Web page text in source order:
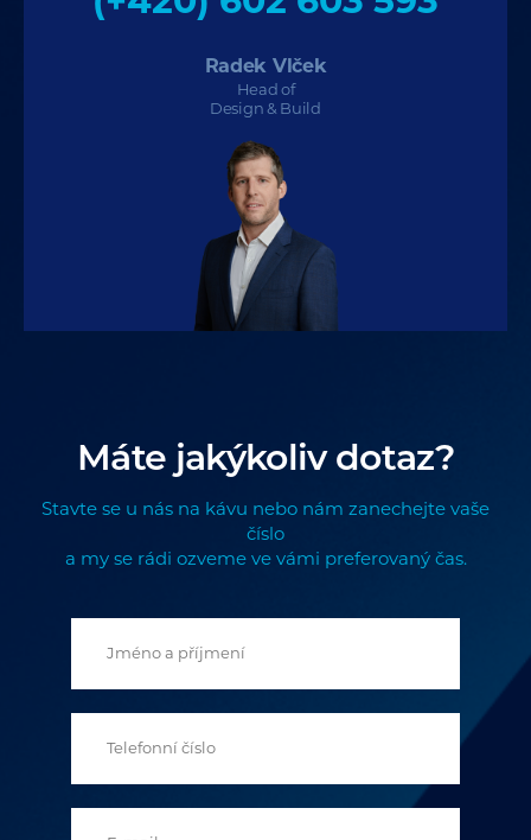
Radek Vlček
Head of
Design & Build
Máte jakýkoliv dotaz?
Stavte se u nás na kávu nebo nám zanechejte vaše
číslo
a my se rádi ozveme ve vámi preferovaný čas.